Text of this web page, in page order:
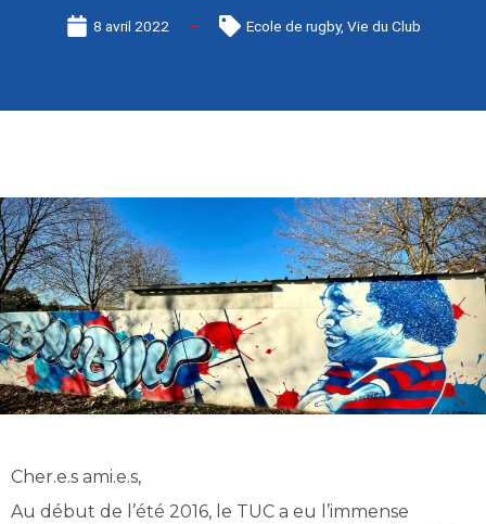
8 avril 2022 Ecole de rugby, Vie du Club
Cher.e.s ami.e.s,
Au début de l’été 2016, le TUC a eu l’immense